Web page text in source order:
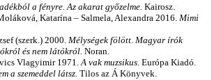
a fényre. Az akarat győzelme. Kairosz.
Katarína – Salmela, Alexandra 2016. Mimi ​
(szerk.) 2000. Mélységek fölött. Magyar írók
és nem látókról. Noran.
Vlagyimir 1971. A vak muzsikus. Európa Kiadó.
​a szemeddel látsz. Tilos az Á Könyvek.